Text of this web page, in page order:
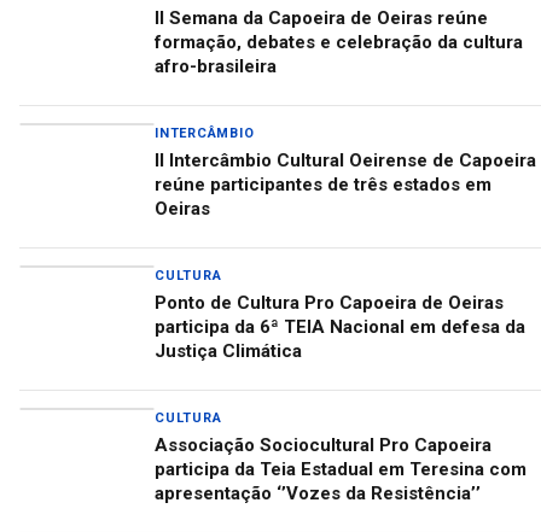
II Semana da Capoeira de Oeiras reúne
formação, debates e celebração da cultura
afro-brasileira
INTERCÂMBIO
II Intercâmbio Cultural Oeirense de Capoeira
reúne participantes de três estados em
Oeiras
CULTURA
Ponto de Cultura Pro Capoeira de Oeiras
participa da 6ª TEIA Nacional em defesa da
Justiça Climática
CULTURA
Associação Sociocultural Pro Capoeira
participa da Teia Estadual em Teresina com
apresentação ‘’Vozes da Resistência’’